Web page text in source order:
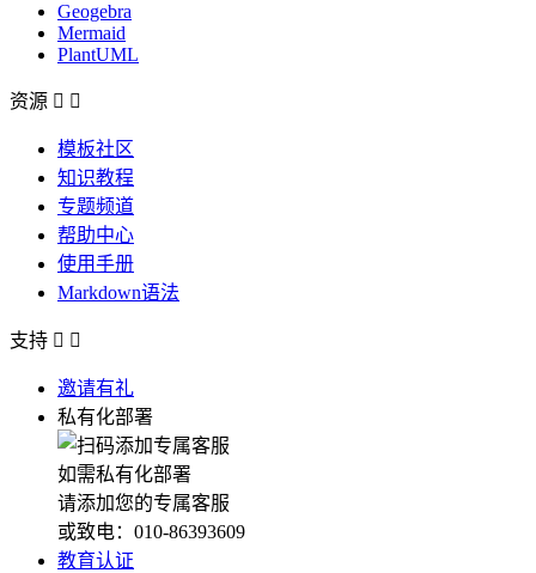
Geogebra
Mermaid
PlantUML
资源  
模板社区
知识教程
专题频道
帮助中心
使用手册
Markdown语法
支持  
邀请有礼
私有化部署
如需私有化部署
请添加您的专属客服
或致电：010-86393609
教育认证